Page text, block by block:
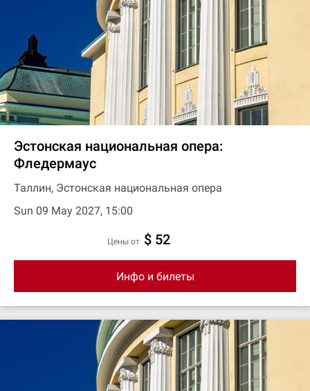
Эстонская национальная опера:
Фледермаус
Таллин, Эстонская национальная опера
Sun 09 May 2027, 15:00
цены от $ 52
Инфо и билеты